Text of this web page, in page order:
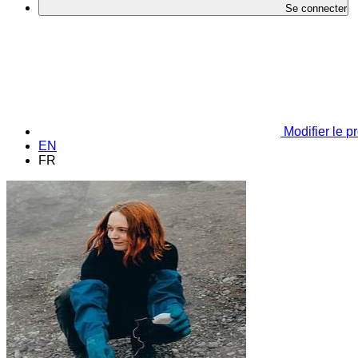
Se connecter
Modifier le
EN
FR